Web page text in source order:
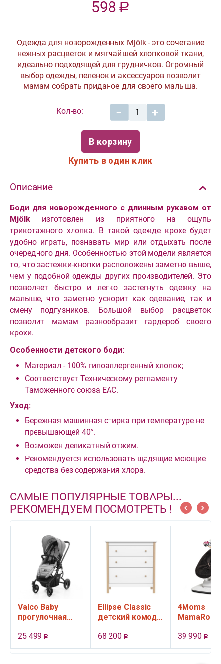
598 Р
Одежда для новорожденных Mjölk - это сочетание
нежных расцветок и мягчайшей хлопковой ткани,
идеально подходящей для грудничков. Огромный
выбор одежды, пеленок и аксессуаров позволит
мамам собрать приданое для своего малыша.
Кол-во: +
−
В корзину
Купить в один клик
Описание
Боди для новорожденного с длинным рукавом от
Mjölk изготовлен из приятного на ощупь
трикотажного хлопка. В такой одежде крохе будет
удобно играть, познавать мир или отдыхать после
очередного дня. Особенностью этой модели является
то, что застежки-кнопки расположены заметно выше,
чем у подобной одежды других производителей. Это
позволяет быстро и легко застегнуть одежку на
малыше, что заметно ускорит как одевание, так и
смену подгузников. Большой выбор расцветок
позволит мамам разнообразит гардероб своего
крохи.
Особенности детского боди:
Материал - 100% гипоаллергенный хлопок;
Соответствует Техническому регламенту
Таможенного союза EAC.
Уход:
Бережная машинная стирка при температуре не
превышающей 40°.
Возможен деликатный отжим.
Рекомендуется использовать щадящие моющие
средства без содержания хлора.
САМЫЕ ПОПУЛЯРНЫЕ ТОВАРЫ...
РЕКОМЕНДУЕМ ПОСМОТРЕТЬ !
Valco Baby
прогулочная
Ultra цвет Cool
Grey
25 499 Р
Ellipse Classic
детский комод,
68 200 Р
4Moms
MamaRoo
цвет
39 990 Р